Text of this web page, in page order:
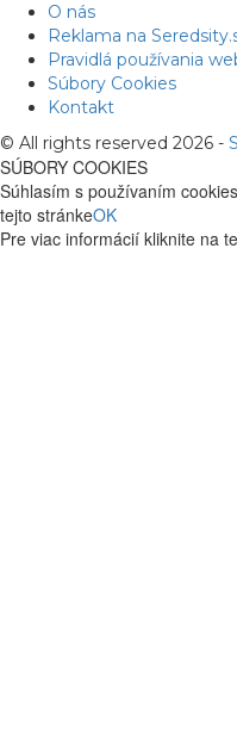
O nás
Reklama na
Pravidlá používania
Súbory Cookies
Kontakt
© All rights reserved 2026 -
SÚBORY COOKIES
Súhlasím s používaním
tejto stránkeOK
Pre viac informácií kliknite na